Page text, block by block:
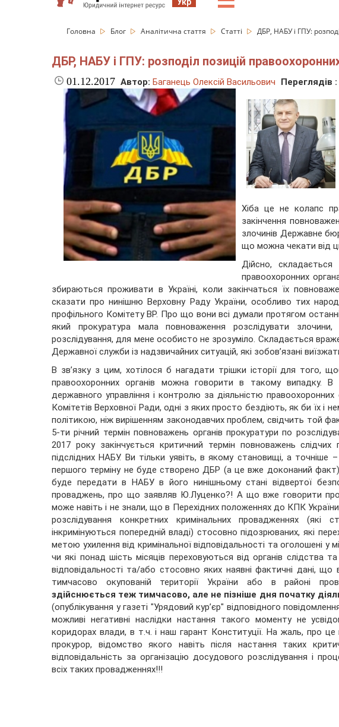
Головна Блог Аналітична стаття Статті ДБР, НАБУ і ГПУ:
ДБР, НАБУ і ГПУ: розподіл позицій
01.12.2017 Автор: Баганець Олексій Васильович Переглядів :
Хіба це не колапс
закінчення
злочинів Державне
що можна чекати від
Дійсно,
правоохоронних
збираються проживати в Україні, коли закінчаться їх
сказати про нинішню Верховну Раду України, особливо тих
профільного Комітету ВР. Про що вони всі думали протягом
який прокуратура мала повноваження розслідувати
розслідування, для мене особисто не зрозуміло. Складається
Державної служби із надзвичайних ситуацій, які зобов’язані
В зв’язку з цим, хотілося б нагадати трішки історії для того,
правоохоронних органів можна говорити в такому випадку. В
державного управління і контролю за діяльністю правоохоронних
Комітетів Верховної Ради, одні з яких просто бездіють, як би їх і
політикою, ніж вирішенням законодавчих проблем, свідчить той
5-ти річний термін повноважень органів прокуратури по
2017 року закінчується критичний термін повноважень слідчих
підслідних НАБУ. Ви тільки уявіть, в якому становищі, а
першого терміну не буде створено ДБР (а це вже доконаний
буде передати в НАБУ в його нинішньому стані відвертої
проваджень, про що заявляв Ю.Луценко?! А що вже говорити
може навіть і не знали, що в Перехідних положеннях до КПК
розслідування конкретних кримінальних провадженнях (які
інкримінуються попередній владі) стосовно підозрюваних, які
метою ухилення від кримінальної відповідальності та оголошені
чи які понад шість місяців переховуються від органів слідства
відповідальності та/або стосовно яких наявні фактичні дані,
тимчасово окупованій території України або в районі
здійснюється теж тимчасово, але не пізніше дня початку
(опублікування у газеті "Урядовий кур’єр" відповідного
можливі негативні наслідки настання такого моменту не
коридорах влади, в т.ч. і наш гарант Конституції. На жаль, про це
прокурор, відомство якого навіть після настання таких
відповідальність за організацію досудового розслідування і
всіх таких провадженнях!!!